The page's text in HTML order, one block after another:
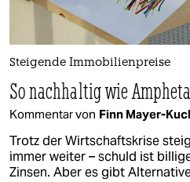
Steigende Immobilienpreise
So nachhaltig wie
Kommentar von Finn Mayer-
Trotz der Wirtschaftskrise
immer weiter – schuld ist
Zinsen. Aber es gibt